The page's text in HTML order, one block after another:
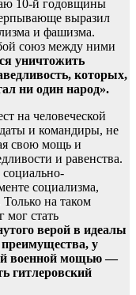
10-й годовщины
выразил
и фашизма.
союз между ними
уничтожить
которых,
ни один народ».
на человеческой
и командиры, не
свою мощь и
и равенства.
социально-
социализма,
на таком
мог стать
верой в идеалы
преимущества, у
военной мощью —
гитлеровский